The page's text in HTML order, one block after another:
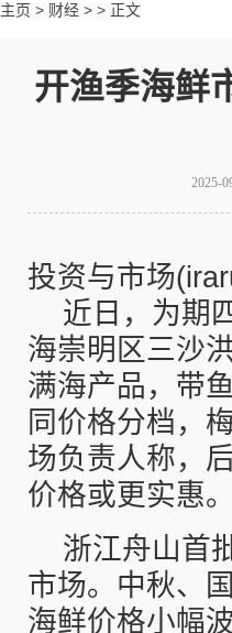
主页 > 财经 > > 正文
开渔季海鲜
2025-
投资与市场
近日，为期
海崇明区三沙
满海产品，带
同价格分档，
场负责人称，
价格或更实惠。
浙江舟山首
市场。中秋、
海鲜价格小幅